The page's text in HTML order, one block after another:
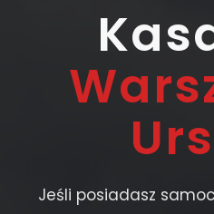
Jeśli posiadasz